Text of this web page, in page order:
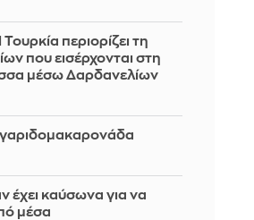
περιορίζει τη
που εισέρχονται στη
μέσω Δαρδανελίων
γαριδομακαρονάδα
έχει καύσωνα για να
μέσα